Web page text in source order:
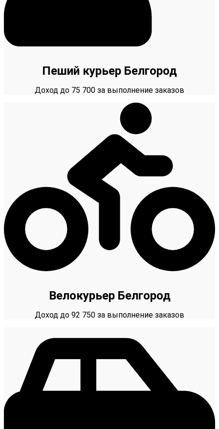
Пеший курьер Белгород
Доход до 75 700 за выполнение заказов
Велокурьер Белгород
Доход до 92 750 за выполнение заказов